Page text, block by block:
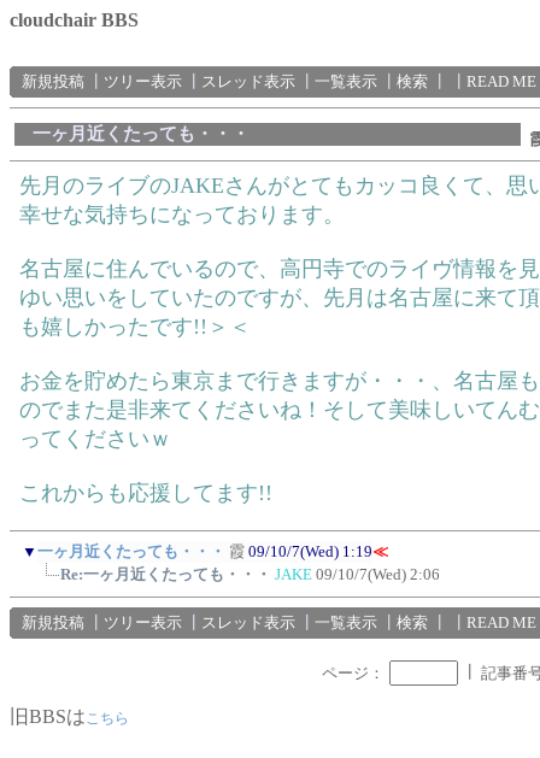
cloudchair BBS
新規投稿 ツリー表示 スレッド表示 一覧表示 検索 READ ME
一ヶ月近くたっても・・・
先月のライブのJAKEさんがとてもカッコ良くて、思
幸せな気持ちになっております。
名古屋に住んでいるので、高円寺でのライヴ情報を
ゆい思いをしていたのですが、先月は名古屋に来て
も嬉しかったです!!＞＜
お金を貯めたら東京まで行きますが・・・、名古屋
のでまた是非来てくださいね！そして美味しいてん
ってくださいｗ
これからも応援してます!!
▼ 一ヶ月近くたっても・・・ 霞 09/10/7(Wed) 1:19≪
Re:一ヶ月近くたっても・・・ JAKE 09/10/7(Wed) 2:06
新規投稿 ツリー表示 スレッド表示 一覧表示 検索 READ ME
ページ： 記事番
旧BBSは こちら